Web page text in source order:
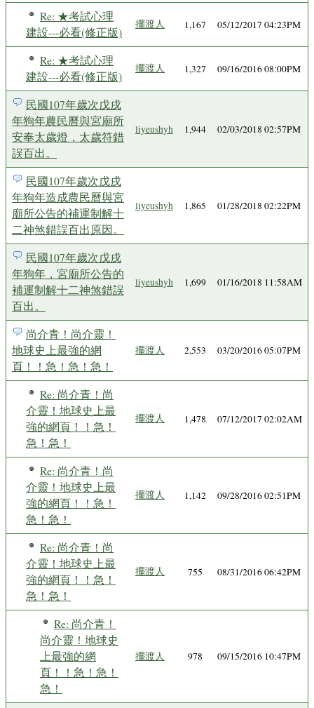
Re: ★考試心理
建設---必看(修正版)
擺渡人 1,167 05/12/2017 04:23PM
Re: ★考試心理
建設---必看(修正版)
擺渡人 1,327 09/16/2016 08:00PM
民國107年歲次戊戌
年狗年農民曆與宮廟所
安奉太歲燈，太歲符錯
誤百出。
liyeushyh 1,944 02/03/2018 02:57PM
民國107年歲次戊戌
年狗年造成農民曆與宮
廟所公告的補運制解十
二神煞錯誤百出原因。
liyeushyh 1,865 01/28/2018 02:22PM
民國107年歲次戊戌
年狗年，宮廟所公告的
補運制解十二神煞錯誤
百出。
liyeushyh 1,699 01/16/2018 11:58AM
尚介青！尚介靈！
地球史上最強的網
頁！！急！急！急！
擺渡人 2,553 03/20/2016 05:07PM
Re: 尚介青！尚
介靈！地球史上最
強的網頁！！急！
急！急！
擺渡人 1,478 07/12/2017 02:02AM
Re: 尚介青！尚
介靈！地球史上最
強的網頁！！急！
急！急！
擺渡人 1,142 09/28/2016 02:51PM
Re: 尚介青！尚
介靈！地球史上最
強的網頁！！急！
急！急！
擺渡人 755 08/31/2016 06:42PM
Re: 尚介青！
尚介靈！地球史
上最強的網
頁！！急！急！
急！
擺渡人 978 09/15/2016 10:47PM